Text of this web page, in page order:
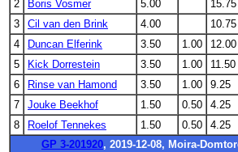
2
Boris Vosmer 5.00 15.75
3
Cil van den Brink 4.00 10.75
4
Duncan Elferink 3.50 1.00 12.00
5
Kick Dorrestein 3.50 1.00 11.50
6
Rinse van Hamond 3.50 1.00 9.25
7
Jouke Beekhof 1.50 0.50 4.25
8
Roelof Tennekes 1.50 0.50 4.25
GP 3-201920, 2019-12-08, Moira-